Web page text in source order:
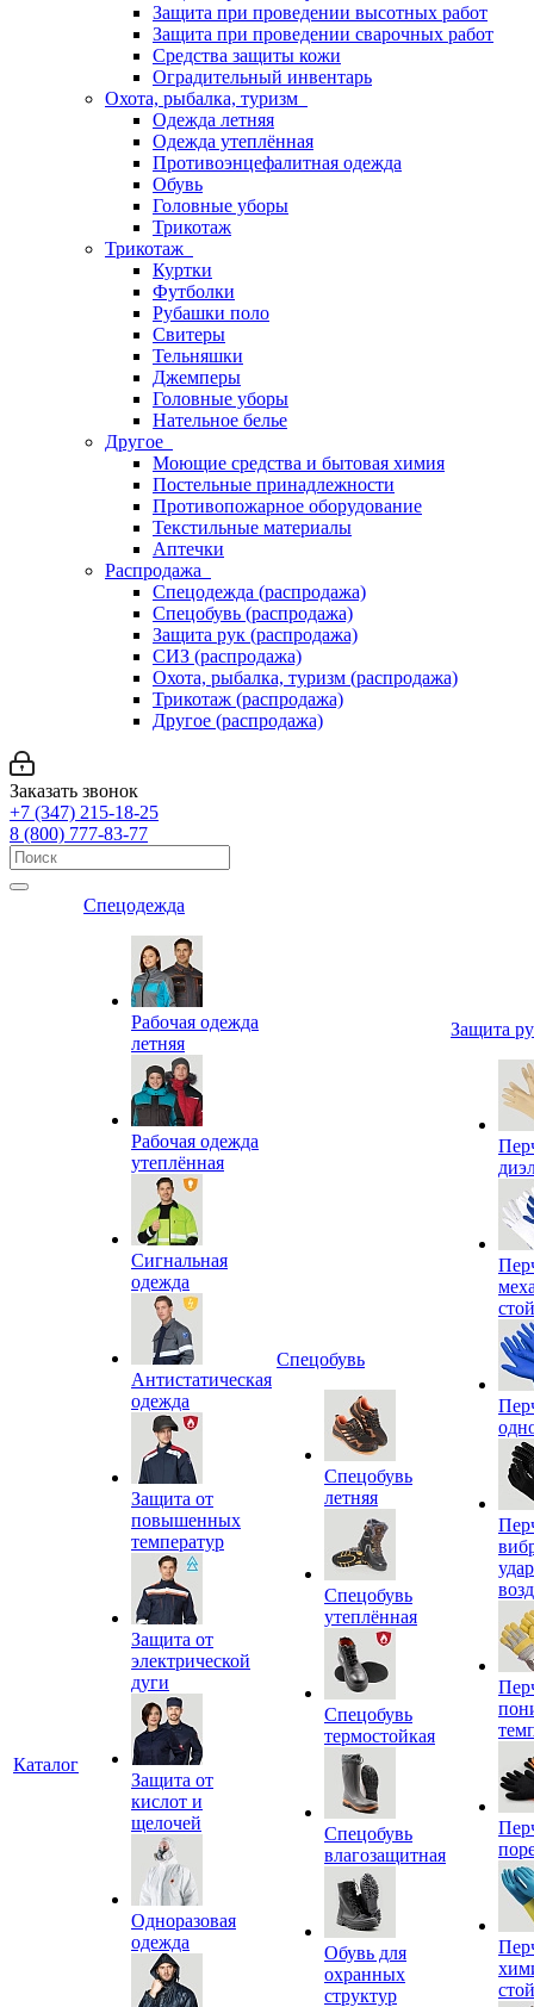
Защита при проведении высотных работ
Защита при проведении сварочных работ
Средства защиты кожи
Оградительный инвентарь
Охота, рыбалка, туризм
Одежда летняя
Одежда утеплённая
Противоэнцефалитная одежда
Обувь
Головные уборы
Трикотаж
Трикотаж
Куртки
Футболки
Рубашки поло
Свитеры
Тельняшки
Джемперы
Головные уборы
Нательное белье
Другое
Моющие средства и бытовая химия
Постельные принадлежности
Противопожарное оборудование
Текстильные материалы
Аптечки
Распродажа
Спецодежда (распродажа)
Спецобувь (распродажа)
Защита рук (распродажа)
СИЗ (распродажа)
Охота, рыбалка, туризм (распродажа)
Трикотаж (распродажа)
Другое (распродажа)
Заказать звонок
+7 (347) 215-18-25
8 (800) 777-83-77
Каталог
Спецодежда
Рабочая одежда
летняя
Рабочая одежда
утеплённая
Сигнальная
одежда
Антистатическая
одежда
Защита от
повышенных
температур
Защита от
электрической
дуги
Защита от
кислот и
щелочей
Одноразовая
одежда
Спецобувь
Спецобувь
летняя
Спецобувь
утеплённая
Спецобувь
термостойкая
Спецобувь
влагозащитная
Обувь для
охранных
структур
Защита